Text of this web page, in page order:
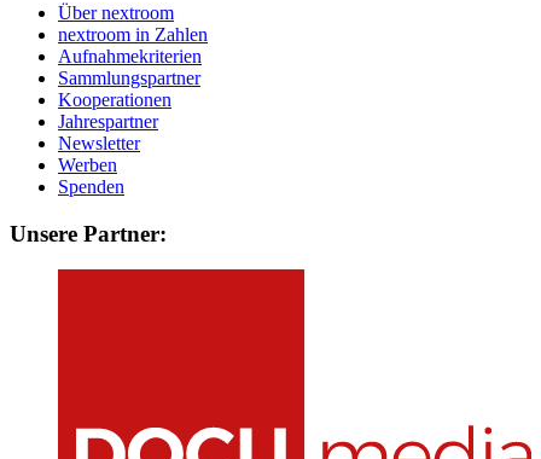
Über nextroom
nextroom in Zahlen
Aufnahmekriterien
Sammlungspartner
Kooperationen
Jahrespartner
Newsletter
Werben
Spenden
Unsere Partner: